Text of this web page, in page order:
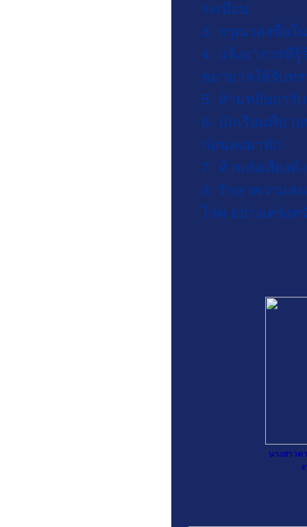
ระเบียบ
3. กรุณาลงชื่อใ
4. แจ้งอาการที่
พยาบาลให้รับท
5. ห้ามหยิบยารั
6. นักเรียนที่ป่ว
ก่อนลงมาพัก
7. ห้ามส่งเสียง
8. รักษาความส
โรค อย่างเคร่งค
นางสาวด